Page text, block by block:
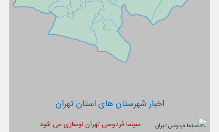
اخبار شهرستان های استان تهران
سینما فردوسی تهران نوسازی می شود